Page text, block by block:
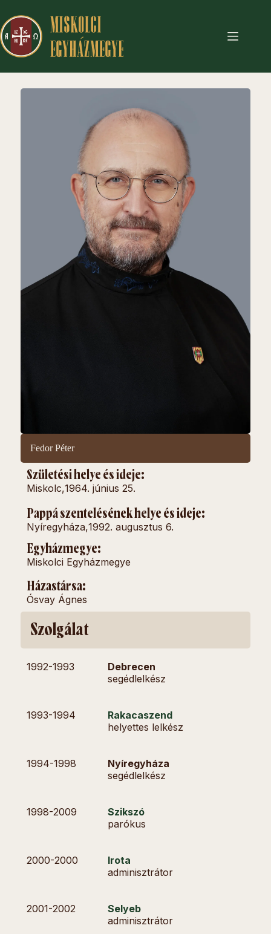
Fedor Péter
Születési helye és ideje:
Miskolc,1964. június 25.
Pappá szentelésének helye és ideje:
Nyíregyháza,1992. augusztus 6.
Egyházmegye:
Miskolci Egyházmegye
Házastársa:
Ósvay Ágnes
Szolgálat
1992-1993
Debrecen
segédlelkész
1993-1994
Rakacaszend
helyettes lelkész
1994-1998
Nyíregyháza
segédlelkész
1998-2009
Szikszó
parókus
2000-2000
Irota
adminisztrátor
2001-2002
Selyeb
adminisztrátor